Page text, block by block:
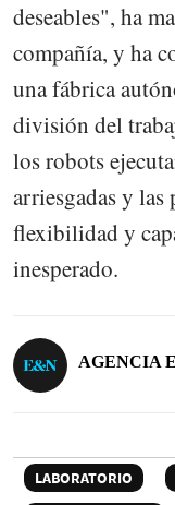
deseables", ha
compañía, y ha
una fábrica
división del
los robots
arriesgadas y
flexibilidad y
inesperado.
AGENCIA
LABORATORIO